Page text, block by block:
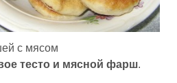
с мясом
тесто и мясной фарш.